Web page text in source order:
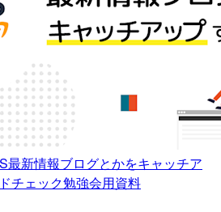
最新情報ブログとかをキャッチア
チェック勉強会用資料